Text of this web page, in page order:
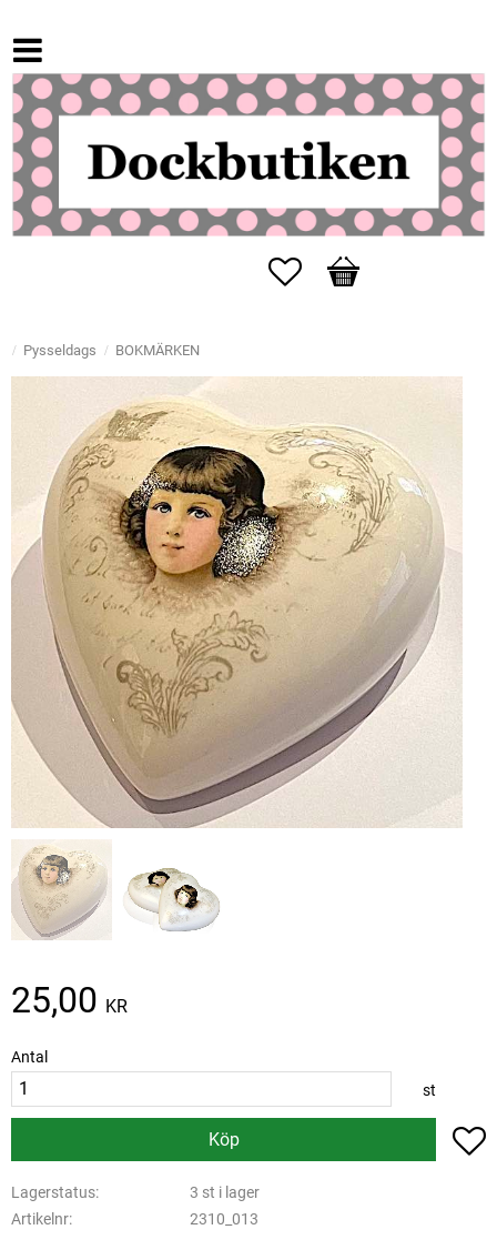
Favoriter
Kundvagn
Pysseldags BOKMÄRKEN
25,00 KR
Antal
st
Köp
Lagerstatus
3 st i lager
Artikelnr
2310_013